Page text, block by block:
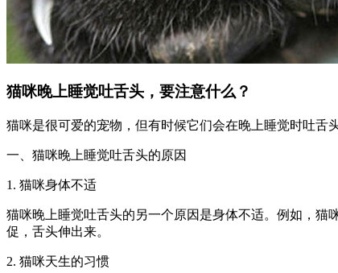
猫咪晚上睡觉吐舌头，要注意什么？
猫咪是很可爱的宠物，但有时候它们会在晚上睡觉时吐舌
一、猫咪晚上睡觉吐舌头的原因
1. 猫咪身体不适
猫咪晚上睡觉吐舌头的另一个原因是身体不适。例如，猫
促，舌头伸出来。
2. 猫咪天生的习惯